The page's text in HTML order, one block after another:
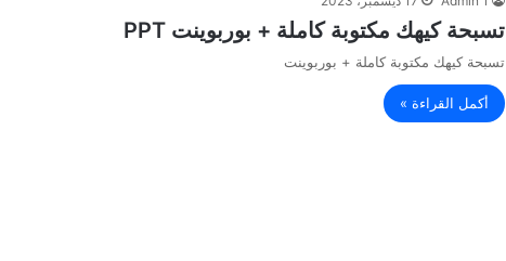
تسبحة كيهك مكتوبة كاملة + بوربوينت PPT
تسبحة كيهك مكتوبة كاملة + بوربوينت
أكمل القراءة »